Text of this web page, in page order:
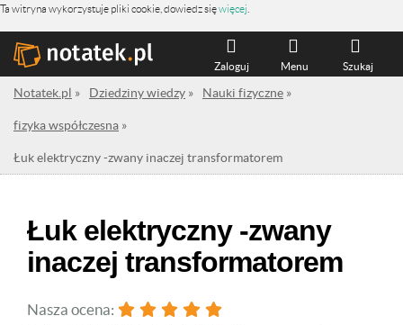
Ta witryna wykorzystuje pliki cookie, dowiedz sięwięcej
Szukaj
Menu
Zaloguj
Notatek.pl » Dziedziny wiedzy » Nauki fizyczne »
fizyka współczesna »
Łuk elektryczny -zwany inaczej transformatorem
Łuk elektryczny -zwany
inaczej transformatorem
Nasza ocena: